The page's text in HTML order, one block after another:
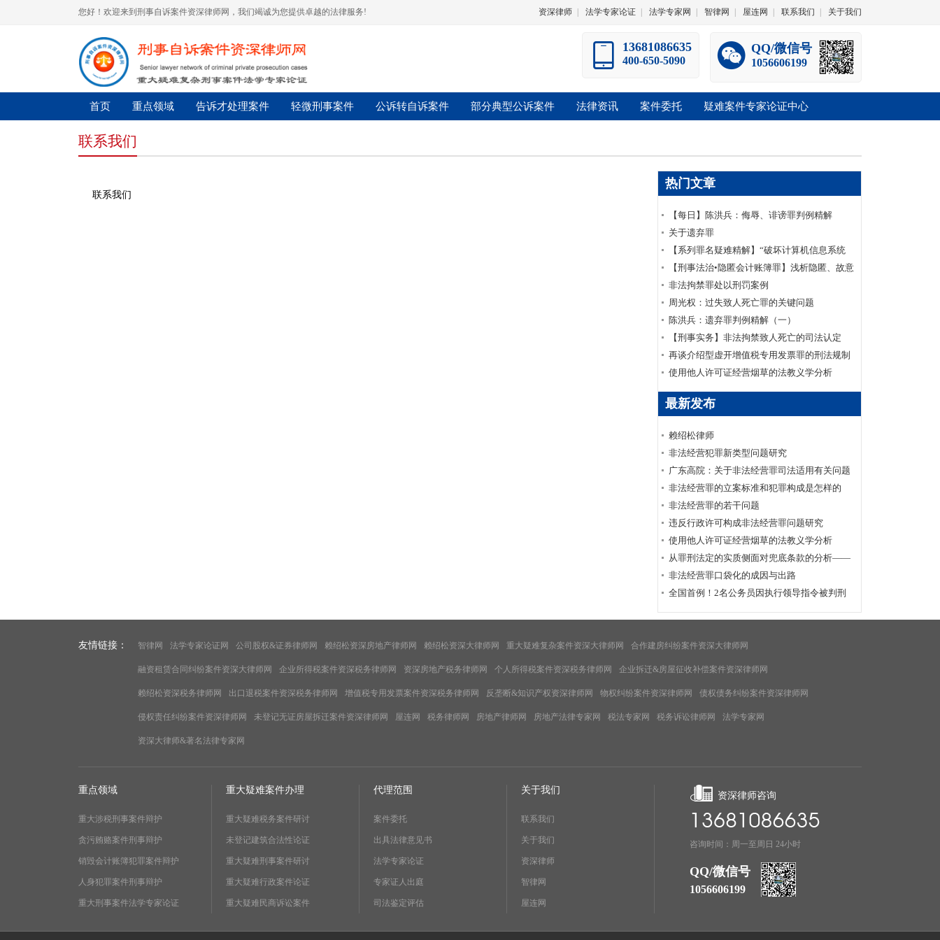
您好！欢迎来到刑事自诉案件资深律师网，我们竭诚为您提供卓越的法律服务! 资深律师 法学专家论证 法学专家网 智律网 屋连网 联系我们 关于我们
13681086635
400-650-5090
QQ/微信号
1056606199
首页 重点领域 告诉才处理案件 轻微刑事案件 公诉转自诉案件 部分典型公诉案件 法律资讯 案件委托 疑难案件专家论证中心
联系我们
联系我们
热门文章
【每日】陈洪兵：侮辱、诽谤罪判例精解
（一）
关于遗弃罪
【系列罪名疑难精解】“破坏计算机信息系统
罪”十五个常见疑难问题
【刑事法治•隐匿会计账簿罪】浅析隐匿、故意
销毁会计凭证罪之认定
非法拘禁罪处以刑罚案例
周光权：过失致人死亡罪的关键问题
陈洪兵：遗弃罪判例精解（一）
【刑事实务】非法拘禁致人死亡的司法认定
再谈介绍型虚开增值税专用发票罪的刑法规制
使用他人许可证经营烟草的法教义学分析
最新发布
赖绍松律师
非法经营犯罪新类型问题研究
广东高院：关于非法经营罪司法适用有关问题
的调研报告
非法经营罪的立案标准和犯罪构成是怎样的
非法经营罪的若干问题
违反行政许可构成非法经营罪问题研究
使用他人许可证经营烟草的法教义学分析
从罪刑法定的实质侧面对兜底条款的分析——
以非法经营罪为例
非法经营罪口袋化的成因与出路
全国首例！2名公务员因执行领导指令被判刑
友情链接： 智律网 法学专家论证网 公司股权&证券律师网 赖绍松资深房地产律师网 赖绍松资深大律师网 重大疑难复杂案件资深大律师网 合作建房纠纷案件资深大律师网
融资租赁合同纠纷案件资深大律师网 企业所得税案件资深税务律师网 资深房地产税务律师网 个人所得税案件资深税务律师网 企业拆迁&房屋征收补偿案件资深律师网
赖绍松资深税务律师网 出口退税案件资深税务律师网 增值税专用发票案件资深税务律师网 反垄断&知识产权资深律师网 物权纠纷案件资深律师网 债权债务纠纷案件资深律师网
侵权责任纠纷案件资深律师网 未登记无证房屋拆迁案件资深律师网 屋连网 税务律师网 房地产律师网 房地产法律专家网 税法专家网 税务诉讼律师网 法学专家网
资深大律师&著名法律专家网
重点领域
重大涉税刑事案件辩护
贪污贿赂案件刑事辩护
销毁会计账簿犯罪案件辩护
人身犯罪案件刑事辩护
重大刑事案件法学专家论证
重大疑难案件办理
重大疑难税务案件研讨
未登记建筑合法性论证
重大疑难刑事案件研讨
重大疑难行政案件论证
重大疑难民商诉讼案件
代理范围
案件委托
出具法律意见书
法学专家论证
专家证人出庭
司法鉴定评估
关于我们
联系我们
关于我们
资深律师
智律网
屋连网
资深律师咨询
咨询时间：周一至周日 24小时
QQ/微信号
1056606199